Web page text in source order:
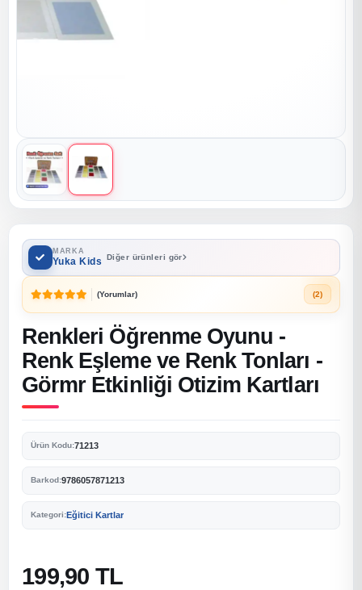
MARKA
Yuka Kids Diğer ürünleri gör
(Yorumlar) (2)
Renkleri Öğrenme Oyunu -
Renk Eşleme ve Renk Tonları -
Görmr Etkinliği Otizim Kartları
Ürün Kodu:71213
Barkod:9786057871213
Kategori:Eğitici Kartlar
199,90 TL